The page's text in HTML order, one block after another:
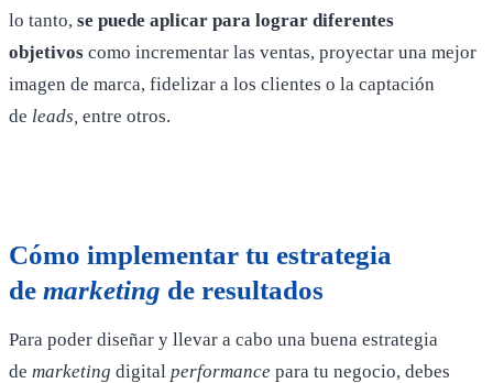
lo tanto, se puede aplicar para lograr diferentes
objetivos como incrementar las ventas, proyectar una mejor
imagen de marca, fidelizar a los clientes o la captación
de leads, entre otros.
Cómo implementar tu estrategia
de marketing de resultados
Para poder diseñar y llevar a cabo una buena estrategia
de marketing digital performance para tu negocio, debes